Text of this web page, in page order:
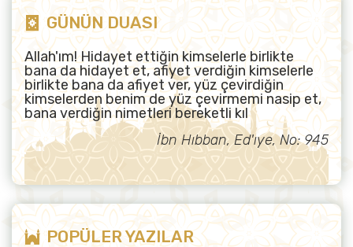
GÜNÜN DUASI
Allah'ım! Hidayet ettiğin kimselerle birlikte
bana da hidayet et, afiyet verdiğin kimselerle
birlikte bana da afiyet ver, yüz çevirdiğin
kimselerden benim de yüz çevirmemi nasip et,
bana verdiğin nimetleri bereketli kıl
İbn Hıbban, Ed'ıye, No: 945
POPÜLER YAZILAR